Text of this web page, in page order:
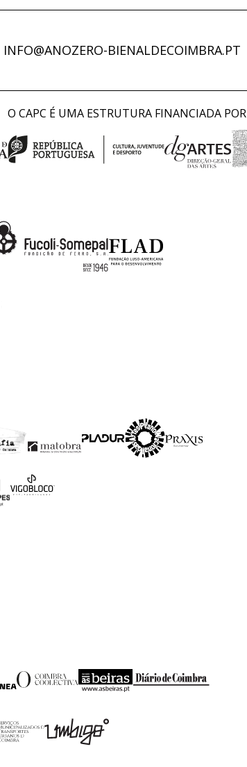
INFO@ANOZERO-BIENALDECOIMBRA.PT
O CAPC É UMA ESTRUTURA FINANCIADA POR